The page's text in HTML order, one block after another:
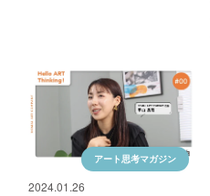
アート思考マガジン
2024.01.26